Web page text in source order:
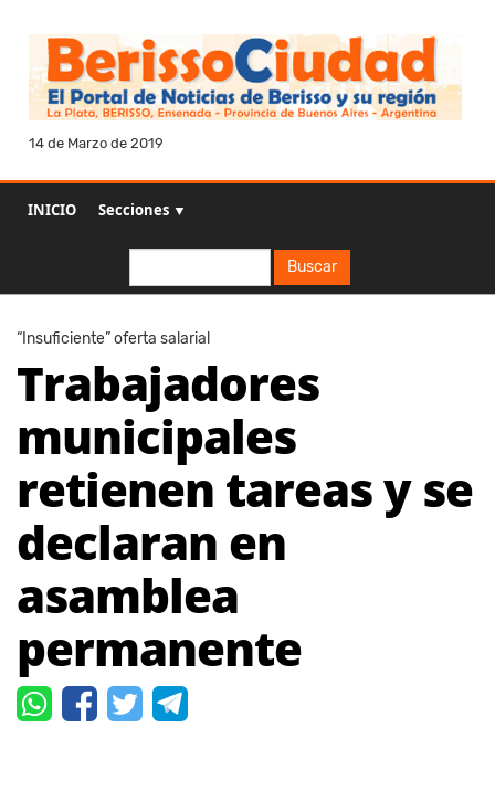
14 de Marzo de 2019
INICIO Secciones ▼
Buscar
“Insuficiente” oferta salarial
Trabajadores
municipales
retienen tareas y se
declaran en
asamblea
permanente